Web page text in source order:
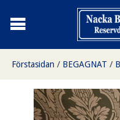
Förstasidan / BEGAGNAT /
Handfat, 57x28, finns på